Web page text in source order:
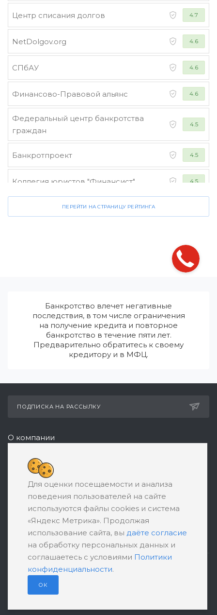
Центр списания долгов 4.7
NetDolgov.org 4.6
СПбАУ 4.6
Финансово-Правовой альянс 4.6
Федеральный центр банкротства
граждан
4.5
Банкротпроект 4.5
Коллегия юристов "Финансист" 4.5
ПЕРЕЙТИ НА СТРАНИЦУ РЕЙТИНГА
Банкротство влечет негативные
последствия, в том числе ограничения
на получение кредита и повторное
банкротство в течение пяти лет.
Предварительно обратитесь к своему
кредитору и в МФЦ.
ПОДПИСКА НА РАССЫЛКУ
О компании
Реквизиты
8 (800) 550-08-77
ЗАКАЗАТЬ ЗВОНОК
support@ratingbankrotstva.ru
111398, Москва, ул. Плеханова, д. 30,
абонентский ящик №5
ПОЛИТИКА КОНФИДЕНЦИАЛЬНОСТИ
ПОЛЬЗОВАТЕЛЬСКОЕ СОГЛАШЕНИЕ
Для оценки посещаемости и анализа
поведения пользователей на сайте
используются файлы cookies и система
«Яндекс Метрика». Продолжая
использование сайта, вы даёте согласие
на обработку персональных данных и
соглашаетесь с условиями Политики
конфиденциальности.
ОК